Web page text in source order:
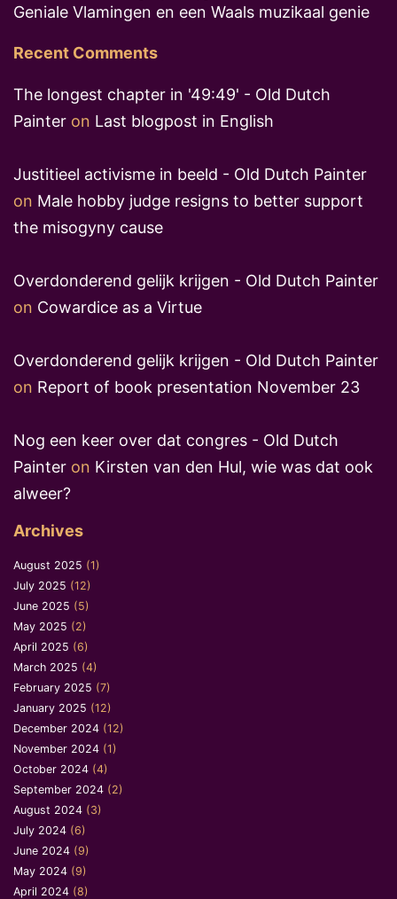
Geniale Vlamingen en een Waals muzikaal genie
Recent Comments
The longest chapter in '49:49' - Old Dutch
Painter on Last blogpost in English
Justitieel activisme in beeld - Old Dutch Painter
on Male hobby judge resigns to better support
the misogyny cause
Overdonderend gelijk krijgen - Old Dutch Painter
on Cowardice as a Virtue
Overdonderend gelijk krijgen - Old Dutch Painter
on Report of book presentation November 23
Nog een keer over dat congres - Old Dutch
Painter on Kirsten van den Hul, wie was dat ook
alweer?
Archives
August 2025 (1)
July 2025 (12)
June 2025 (5)
May 2025 (2)
April 2025 (6)
March 2025 (4)
February 2025 (7)
January 2025 (12)
December 2024 (12)
November 2024 (1)
October 2024 (4)
September 2024 (2)
August 2024 (3)
July 2024 (6)
June 2024 (9)
May 2024 (9)
April 2024 (8)